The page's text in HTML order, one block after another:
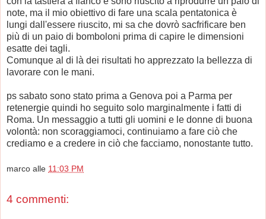
note, ma il mio obiettivo di fare una scala pentatonica è
lungi dall'essere riuscito, mi sa che dovrò sacfrificare ben
più di un paio di bomboloni prima di capire le dimensioni
esatte dei tagli.
Comunque al di là dei risultati ho apprezzato la bellezza di
lavorare con le mani.
ps sabato sono stato prima a Genova poi a Parma per
retenergie quindi ho seguito solo marginalmente i fatti di
Roma. Un messaggio a tutti gli uomini e le donne di buona
volontà: non scoraggiamoci, continuiamo a fare ciò che
crediamo e a credere in ciò che facciamo, nonostante tutto.
marco alle 11:03 PM
4 commenti: